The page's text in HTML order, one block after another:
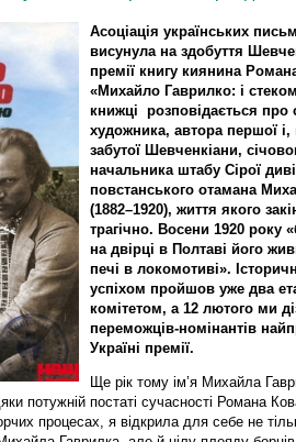
Асоціація українських
висунула на здобуття
премії книгу киянина
«Михайло Гаврилко: і
книжці розповідається про
художника, автора першої
забутої Шевченкіани,
начальника штабу Сірої
повстанського отамана
(1882–1920), життя якого
трагічно. Восени 1920 року
на двірці в Полтаві його
печі в локомотиві».
успіхом пройшов уже два
комітетом, а 12 лютого ми
переможців-номінантів
Україні премії.
Ще рік тому ім’я Михайла
потужній постаті сучасності Романа
процесах, я відкрила для себе не